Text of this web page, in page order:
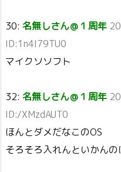
30: 名無しさん＠１周年
ID:1n4I79TU0
マイクソソフト
32: 名無しさん＠１周年
ID:/XMzdAUT0
ほんとダメだなこのOS
そろそろ入れんといかん